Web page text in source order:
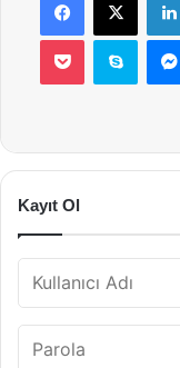
Pocket Skype
Kayıt Ol